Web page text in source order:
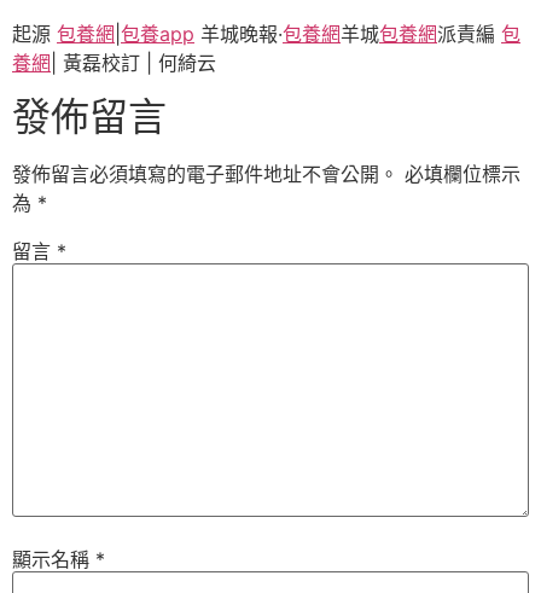
起源 包養網 包養app 羊城晚報·包養網羊城包養網派責編 包
養網 | 黃磊校訂 | 何綺云
發佈留言
發佈留言必須填寫的電子郵件地址不會公開。 必填欄位標示
為 *
留言 *
顯示名稱 *